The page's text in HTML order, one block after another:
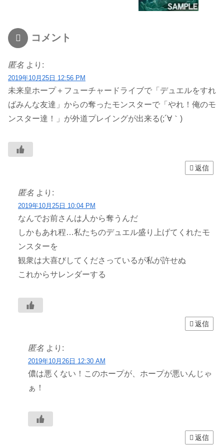
コメント
匿名 より:
2019年10月25日 12:56 PM
未来皇ホープ＋フューチャードライブで「デュエルをすれ
ばみんな友達」からの奪ったモンスターで「やれ！俺のモ
ンスター達！」が外道プレイングが出来る(;´∀｀)
返信
匿名 より:
2019年10月25日 10:04 PM
なんでお前さんは人から奪うんだ
しかもあれ程…私たちのデュエル盛り上げてくれたモ
ンスターを
観衆は大喜びしてくださっているが私が許せぬ
これからサレンダーする
返信
匿名 より:
2019年10月26日 12:30 AM
儂は悪くない！このホープが、ホープが悪いんじゃ
ぁ！
返信